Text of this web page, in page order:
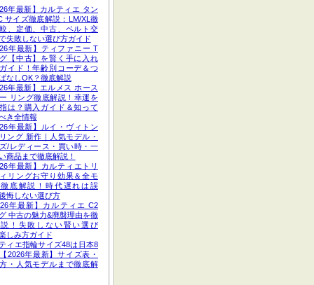
年最新】カルティエ タン
サイズ徹底解説：LM/XL徹
、定価、中古、ベルト交
失敗しない選び方ガイド
年最新】ティファニー T
【中古】を賢く手に入れ
イド！年齢別コーデ＆つ
なしOK？徹底解説
年最新】エルメス ホース
リング徹底解説！幸運を
は？購入ガイド＆知って
き全情報
年最新】ルイ・ヴィトン
ング 新作｜人気モデル・
/レディース・買い時・一
商品まで徹底解説！
年最新】カルティエトリ
リングお守り効果＆全モ
底解説！時代遅れは誤
悔しない選び方
年最新】カルティエ C2
中古の魅力&廃盤理由を徹
説！失敗しない賢い選び
しみ方ガイド
ィエ指輪サイズ48は日本8
2026年最新】サイズ表・
・人気モデルまで徹底解